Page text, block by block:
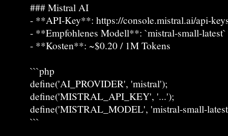
### Mistral AI
- **API-Key**: https://console.mistral.ai/api-
- **Empfohlenes Modell**: `mistral-small-latest`
- **Kosten**: ~$0.20 / 1M Tokens
```php
define('AI_PROVIDER', 'mistral');
define('MISTRAL_API_KEY', '...');
define('MISTRAL_MODEL', 'mistral-small-
```